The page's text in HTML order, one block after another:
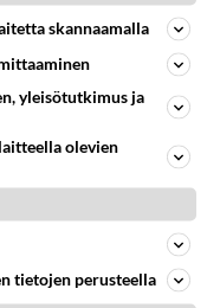
Vastattu 7v
tietysti,mutta
4 74 0
skannaamalla
yleisötutkimus ja
olevien
tietojen perusteella